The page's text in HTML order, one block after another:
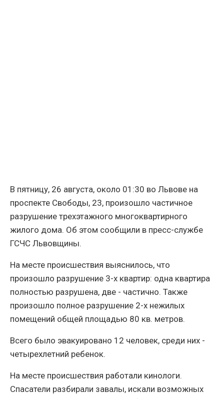
В пятницу, 26 августа, около 01:30 во Львове на
проспекте Свободы, 23, произошло частичное
разрушение трехэтажного многоквартирного
жилого дома. Об этом сообщили в пресс-службе
ГСЧС Львовщины.
На месте происшествия выяснилось, что
произошло разрушение 3-х квартир: одна квартира
полностью разрушена, две - частично. Также
произошло полное разрушение 2-х нежилых
помещений общей площадью 80 кв. метров.
Всего было эвакуировано 12 человек, среди них -
четырехлетний ребенок.
На месте происшествия работали кинологи.
Спасатели разбирали завалы, искали возможных